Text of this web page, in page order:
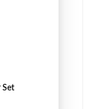
Set